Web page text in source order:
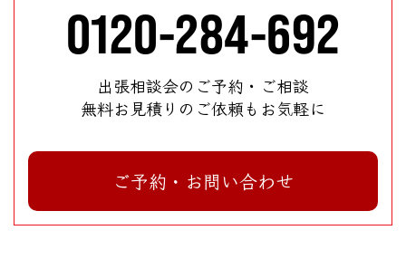
0120-284-692
出張相談会のご予約・ご相談
無料お見積りのご依頼もお気軽に
ご予約・お問い合わせ